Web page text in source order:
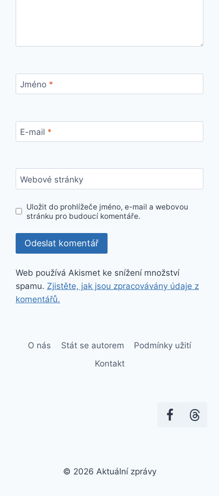
Jméno *
E-mail *
Webové stránky
Uložit do prohlížeče jméno, e-mail a webovou
stránku pro budoucí komentáře.
Web používá Akismet ke snížení množství
spamu. Zjistěte, jak jsou zpracovávány údaje z
komentářů.
O nás Stát se autorem
Podmínky užití
Kontakt
© 2026 Aktuální zprávy